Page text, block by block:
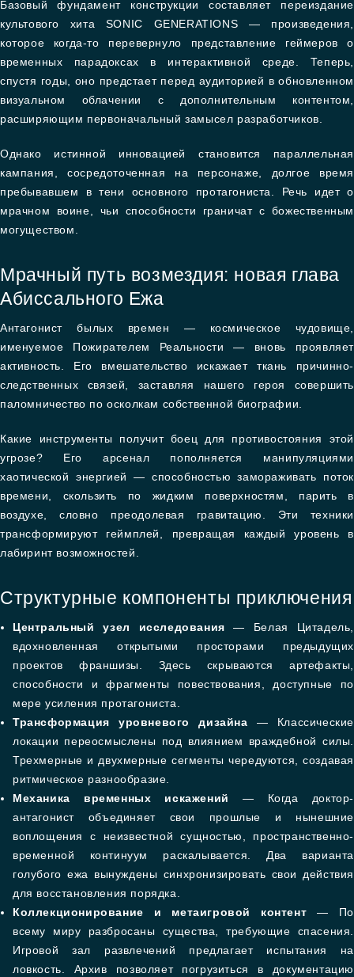
Базовый фундамент конструкции составляет переиздание
культового хита SONIC GENERATIONS — произведения,
которое когда-то перевернуло представление геймеров о
временных парадоксах в интерактивной среде. Теперь,
спустя годы, оно предстает перед аудиторией в обновленном
визуальном облачении с дополнительным контентом,
расширяющим первоначальный замысел разработчиков.
Однако истинной инновацией становится параллельная
кампания, сосредоточенная на персонаже, долгое время
пребывавшем в тени основного протагониста. Речь идет о
мрачном воине, чьи способности граничат с божественным
могуществом.
Мрачный путь возмездия: новая глава
Абиссального Ежа
Антагонист былых времен — космическое чудовище,
именуемое Пожирателем Реальности — вновь проявляет
активность. Его вмешательство искажает ткань причинно-
следственных связей, заставляя нашего героя совершить
паломничество по осколкам собственной биографии.
Какие инструменты получит боец для противостояния этой
угрозе? Его арсенал пополняется манипуляциями
хаотической энергией — способностью замораживать поток
времени, скользить по жидким поверхностям, парить в
воздухе, словно преодолевая гравитацию. Эти техники
трансформируют геймплей, превращая каждый уровень в
лабиринт возможностей.
Структурные компоненты приключения
Центральный узел исследования — Белая Цитадель,
вдохновленная открытыми просторами предыдущих
проектов франшизы. Здесь скрываются артефакты,
способности и фрагменты повествования, доступные по
мере усиления протагониста.
Трансформация уровневого дизайна — Классические
локации переосмыслены под влиянием враждебной силы.
Трехмерные и двухмерные сегменты чередуются, создавая
ритмическое разнообразие.
Механика временных искажений
— Когда доктор-
антагонист объединяет свои прошлые и нынешние
воплощения с неизвестной сущностью, пространственно-
временной континуум раскалывается. Два варианта
голубого ежа вынуждены синхронизировать свои действия
для восстановления порядка.
Коллекционирование и метаигровой контент — По
всему миру разбросаны существа, требующие спасения.
Игровой зал развлечений предлагает испытания на
ловкость. Архив позволяет погрузиться в документацию